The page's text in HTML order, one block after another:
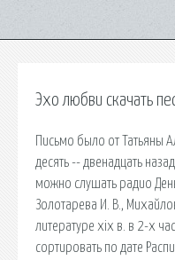
Эхо любви скачать
Письмо было от Татьяны
десять -- двенадцать
можно слушать радио
Золотарева И. В.,
литературе xix в. в 2-х
сортировать по дате